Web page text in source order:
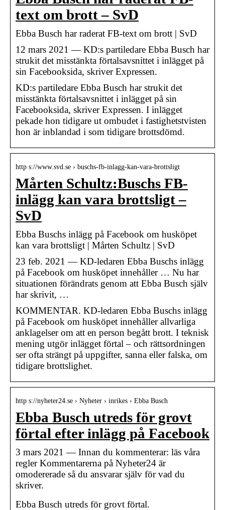
text om brott – SvD
Ebba Busch har raderat FB-text om brott | SvD
12 mars 2021 — KD:s partiledare Ebba Busch har
strukit det misstänkta förtalsavsnittet i inlägget på
sin Facebooksida, skriver Expressen.
KD:s partiledare Ebba Busch har strukit det
misstänkta förtalsavsnittet i inlägget på sin
Facebooksida, skriver Expressen. I inlägget
pekade hon tidigare ut ombudet i fastighetstvisten
hon är inblandad i som tidigare brottsdömd.
http s://www.svd.se › buschs-fb-inlagg-kan-vara-brottsligt
Mårten Schultz:Buschs FB-
inlägg kan vara brottsligt –
SvD
Ebba Buschs inlägg på Facebook om husköpet
kan vara brottsligt | Mårten Schultz | SvD
23 feb. 2021 — KD-ledaren Ebba Buschs inlägg
på Facebook om husköpet innehåller … Nu har
situationen förändrats genom att Ebba Busch själv
har skrivit, …
KOMMENTAR. KD-ledaren Ebba Buschs inlägg
på Facebook om husköpet innehåller allvarliga
anklagelser om att en person begått brott. I teknisk
mening utgör inlägget förtal – och rättsordningen
ser ofta strängt på uppgifter, sanna eller falska, om
tidigare brottslighet.
http s://nyheter24.se › Nyheter › inrikes › Ebba Busch
Ebba Busch utreds för grovt
förtal efter inlägg på Facebook
3 mars 2021 — Innan du kommenterar: läs våra
regler Kommentarerna på Nyheter24 är
omodererade så du ansvarar själv för vad du
skriver.
Ebba Busch utreds för grovt förtal.